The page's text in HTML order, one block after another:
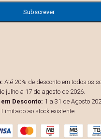
Até 20% de desconto em todos os
julho a 17 de agosto de 2026.
Desconto: 1 a 31 de Agosto
Limitado ao stock existente.